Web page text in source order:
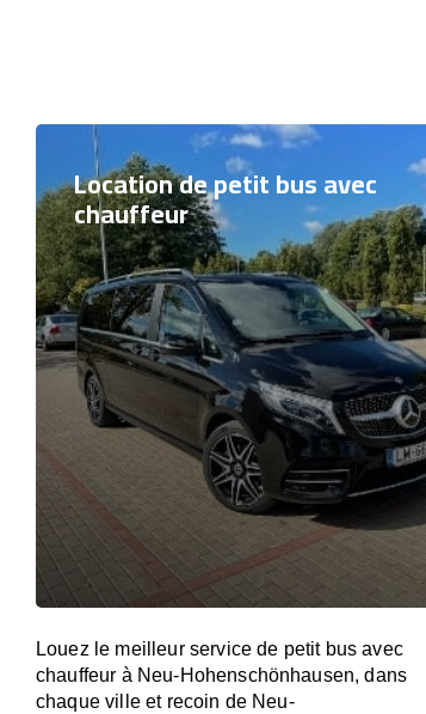
Location de petit bus avec
chauffeur
Louez le meilleur service de petit bus avec
chauffeur à Neu-Hohenschönhausen, dans
chaque ville et recoin de Neu-